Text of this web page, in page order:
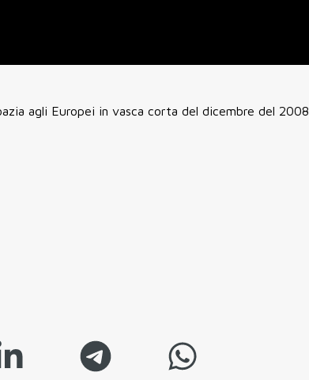
agli Europei in vasca corta del dicembre del 2008,